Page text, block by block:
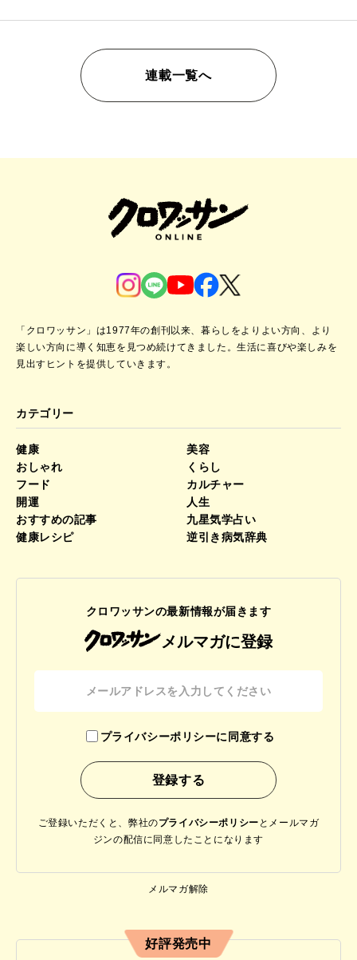
連載一覧へ
「クロワッサン」は1977年の創刊以来、暮らしをよりよい方向、より
楽しい方向に導く知恵を見つめ続けてきました。生活に喜びや楽しみを
見出すヒントを提供していきます。
カテゴリー
健康
美容
おしゃれ
くらし
フード
カルチャー
開運
人生
おすすめの記事
九星気学占い
健康レシピ
逆引き病気辞典
クロワッサンの最新情報が届きます
メルマガに登録
プライバシーポリシーに同意する
ご登録いただくと、弊社のプライバシーポリシー と メールマガ
ジンの配信に同意したことになります
メルマガ解除
好評発売中